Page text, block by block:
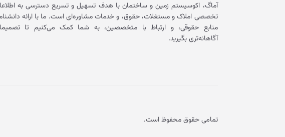
آماگ، اکوسیستم زمین و ساختمان با هدف تسهیل و تسریع دسترسی به
تخصصی املاک و مستغلات، حقوق، و خدمات مشاوره‌ای است. ما با ارائه
منابع حقوقی، و ارتباط با متخصصین، به شما کمک می‌کنیم تا
آگاهانه‌تری بگیرید.
تمامی حقوق محفوظ است.